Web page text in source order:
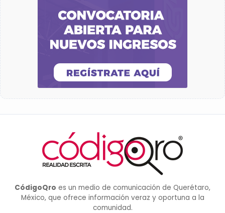
CódigoQro es un medio de comunicación de Querétaro,
México, que ofrece información veraz y oportuna a la
comunidad.